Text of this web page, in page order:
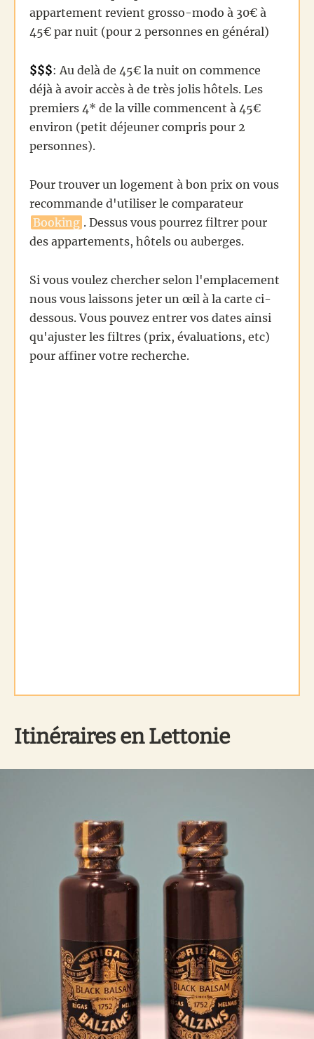
appartement revient grosso-modo à 30€ à
45€ par nuit (pour 2 personnes en général)
$$$: Au delà de 45€ la nuit on commence
déjà à avoir accès à de très jolis hôtels. Les
premiers 4* de la ville commencent à 45€
environ (petit déjeuner compris pour 2
personnes).
Pour trouver un logement à bon prix on vous
recommande d'utiliser le comparateur
Booking . Dessus vous pourrez filtrer pour
des appartements, hôtels ou auberges.
Si vous voulez chercher selon l'emplacement
nous vous laissons jeter un œil à la carte ci-
dessous. Vous pouvez entrer vos dates ainsi
qu'ajuster les filtres (prix, évaluations, etc)
pour affiner votre recherche.
Itinéraires en Lettonie